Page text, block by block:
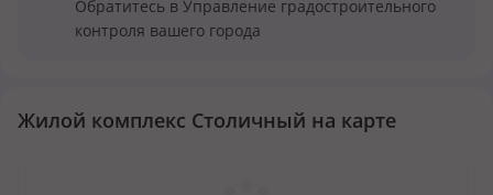
Обратитесь в Управление градостроительного
контроля вашего города
Жилой комплекс Столичный на карте